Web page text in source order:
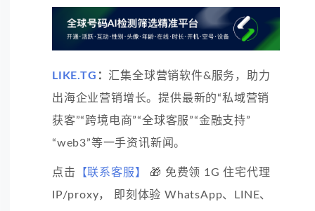
LIKE.TG ： 汇集全球营销软件&服务，助力
出海企业营销增长。提供最新的“私域营销
获客”“跨境电商”“全球客服”“金融支持”
“web3”等一手资讯新闻。
点击 【联系客服】
🎁 免费领 1G 住宅代理
IP/proxy， 即刻体验 WhatsApp、LINE、